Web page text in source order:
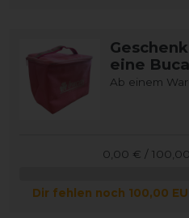
eine
Ab einem
0,00 € /
Dir fehlen noch 100,00